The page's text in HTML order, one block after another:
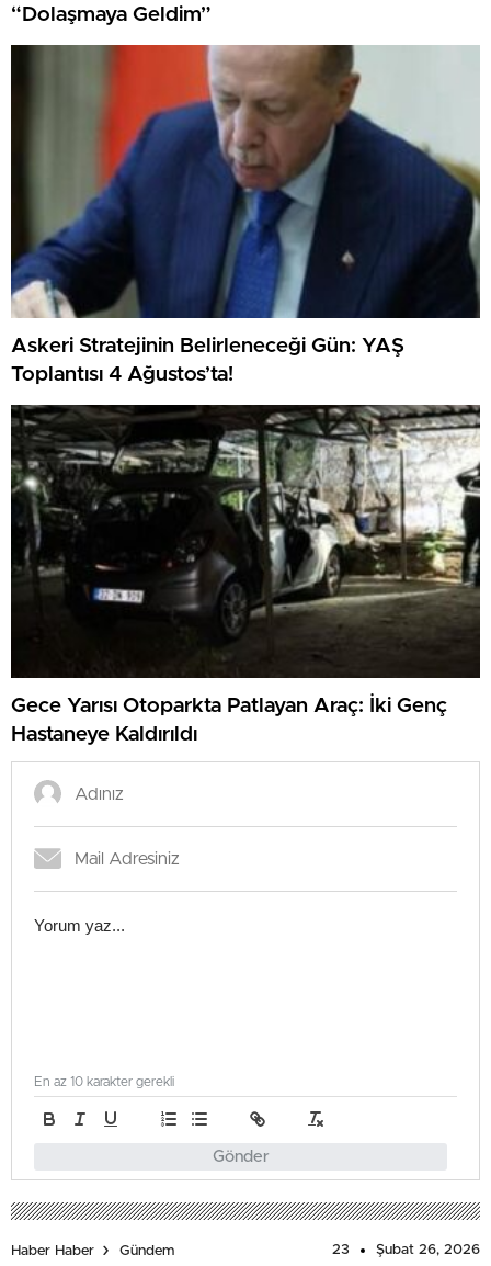
“Dolaşmaya Geldim”
Askeri Stratejinin Belirleneceği Gün: YAŞ
Toplantısı 4 Ağustos’ta!
Gece Yarısı Otoparkta Patlayan Araç: İki Genç
Hastaneye Kaldırıldı
Gönder
En az 10 karakter gerekli
Haber Haber Gündem 23 Şubat 26, 2026